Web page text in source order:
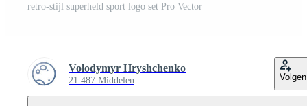
retro-stijl superheld sport logo set Pro Vector
Volodymyr Hryshchenko
21.487 Middelen Volgen